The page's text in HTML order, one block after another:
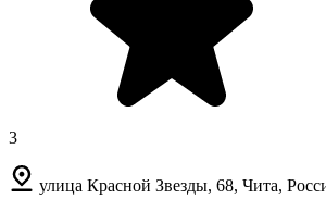
3
улица Красной Звезды, 68, Чита,